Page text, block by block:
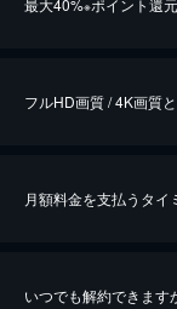
最大40%※ポイント還
※40％ポイント還元の対象
iOSアプリのUコイン決
フルHD画質 / 4K画質
月額料金を支払うタイ
いつでも解約できます